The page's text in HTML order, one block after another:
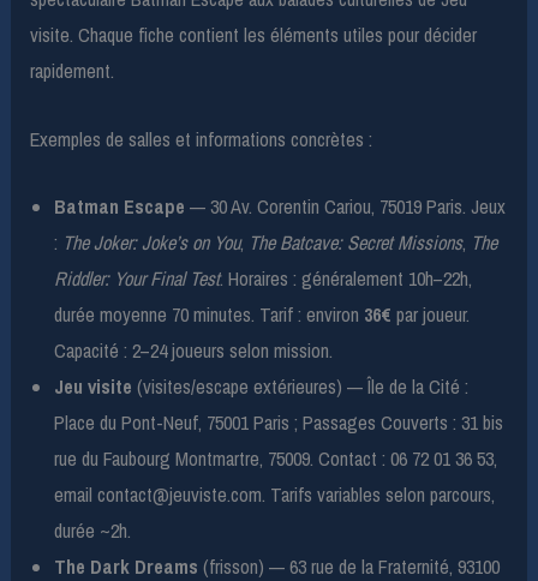
visite. Chaque fiche contient les éléments utiles pour décider
rapidement.
Exemples de salles et informations concrètes :
Batman Escape — 30 Av. Corentin Cariou, 75019 Paris. Jeux
: The Joker: Joke’s on You, The Batcave: Secret Missions, The
Riddler: Your Final Test. Horaires : généralement 10h–22h,
durée moyenne 70 minutes. Tarif : environ 36€ par joueur.
Capacité : 2–24 joueurs selon mission.
Jeu visite (visites/escape extérieures) — Île de la Cité :
Place du Pont-Neuf, 75001 Paris ; Passages Couverts : 31 bis
rue du Faubourg Montmartre, 75009. Contact : 06 72 01 36 53,
emailcontact@jeuviste.com. Tarifs variables selon parcours,
durée ~2h.
The Dark Dreams (frisson) — 63 rue de la Fraternité, 93100